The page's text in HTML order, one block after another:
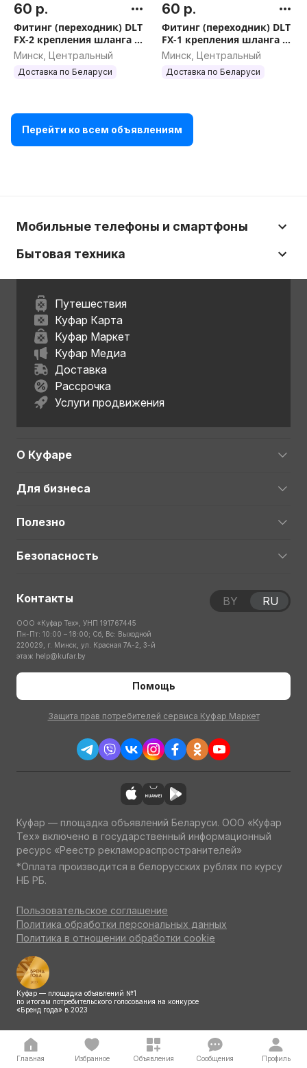
60 р.
Фитинг (переходник) DLT
FX-2 крепления шланга к
корпусу пылесоса Bosch с
адаптером, арт.5113
Минск, Центральный
Доставка по Беларуси
60 р.
Фитинг (переходник) DLT
FX-1 крепления шланга к
корпусу пылесоса Karcher
с адаптером, арт.5108
Минск, Центральный
Доставка по Беларуси
Перейти ко всем объявлениям
Мобильные телефоны и смартфоны
Бытовая техника
Путешествия
Куфар Карта
Куфар Маркет
Куфар Медиа
Доставка
Рассрочка
Услуги продвижения
О Куфаре
Для бизнеса
Полезно
Безопасность
Контакты
ООО «Куфар Тех», УНП 191767445
Пн-Пт: 10:00 – 18:00; Сб, Вс: Выходной
220029, г. Минск, ул. Красная 7А-2, 3-й
этаж help@kufar.by
Помощь
Защита прав потребителей сервиса Куфар Маркет
BY RU
Куфар — площадка объявлений Беларуси. ООО «Куфар
Тех» включено в государственный информационный
ресурс «Реестр рекламораспространителей»
*Оплата производится в белорусских рублях по курсу
НБ РБ.
Пользовательское соглашение
Политика обработки персональных данных
Политика в отношении обработки cookie
Куфар — площадка объявлений №1
по итогам потребительского голосования на конкурсе
«Бренд года» в 2023
Главная Избранное Объявления Сообщения Профиль